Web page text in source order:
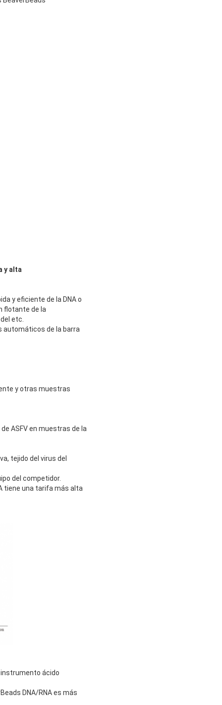
y alta
y eficiente de la DNA o
flotante de la
etc.
automáticos de la barra
y otras muestras
ASFV en muestras de la
tejido del virus del
del competidor.
tiene una tarifa más alta
instrumento ácido
DNA/RNA es más